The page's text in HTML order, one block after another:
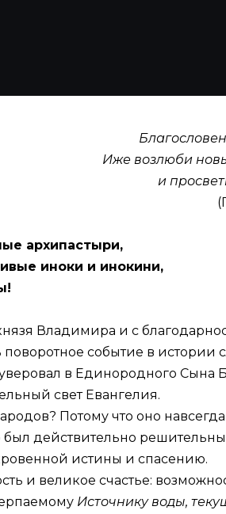
Иже возлюби
и
архипастыри,
иноки и инокини,
Владимира и с
событие в истории
в Единородного Сына
свет Евангелия.
Потому что оно
действительно
истины и спасению.
и великое счастье:
Источнику воды,